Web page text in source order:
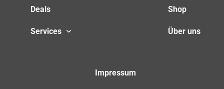
Deals
Services
Shop
Über uns
Impressum